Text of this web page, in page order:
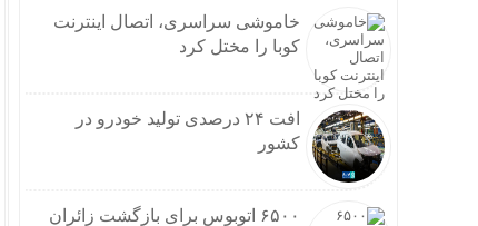
خاموشی سراسری، اتصال اینترنت
کوبا را مختل کرد
افت ۲۴ درصدی تولید خودرو در
کشور
۶۵۰۰ اتوبوس برای بازگشت زائران